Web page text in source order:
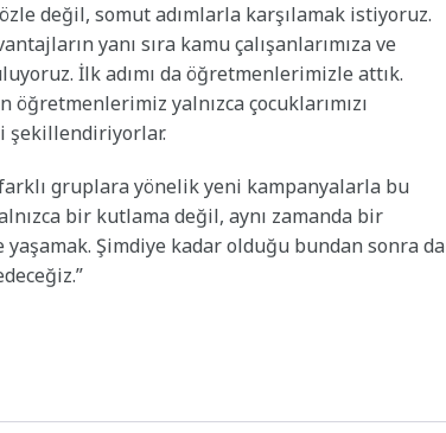
değil, somut adımlarla karşılamak istiyoruz.
yanı sıra kamu çalışanlarımıza ve
İlk adımı da öğretmenlerimizle attık.
yalnızca çocuklarımızı
şekillendiriyorlar.
gruplara yönelik yeni kampanyalarla bu
bir kutlama değil, aynı zamanda bir
yaşamak. Şimdiye kadar olduğu bundan sonra da